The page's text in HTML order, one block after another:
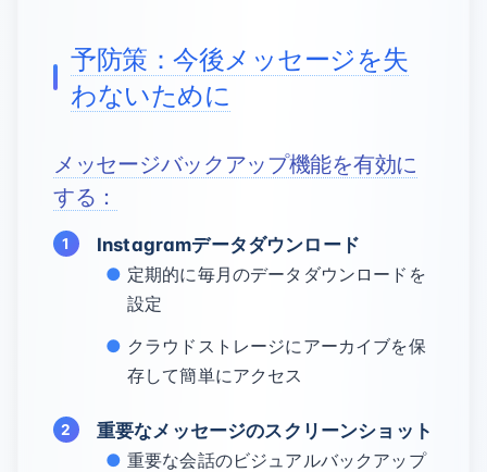
予防策：今後メッセージを失
わないために
メッセージバックアップ機能を有効に
する：
Instagramデータダウンロード
定期的に毎月のデータダウンロードを
設定
クラウドストレージにアーカイブを保
存して簡単にアクセス
重要なメッセージのスクリーンショット
重要な会話のビジュアルバックアップ